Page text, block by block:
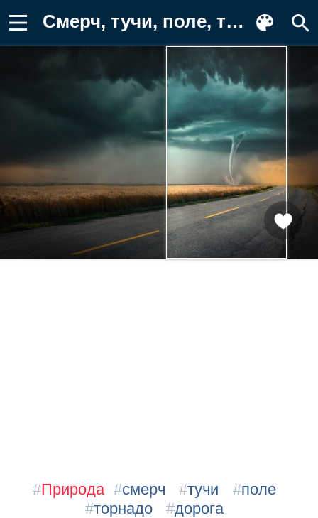
Смерч, тучи, поле, торнадо, дорога Обои
#Природа #смерч #тучи #поле
#торнадо #дорога